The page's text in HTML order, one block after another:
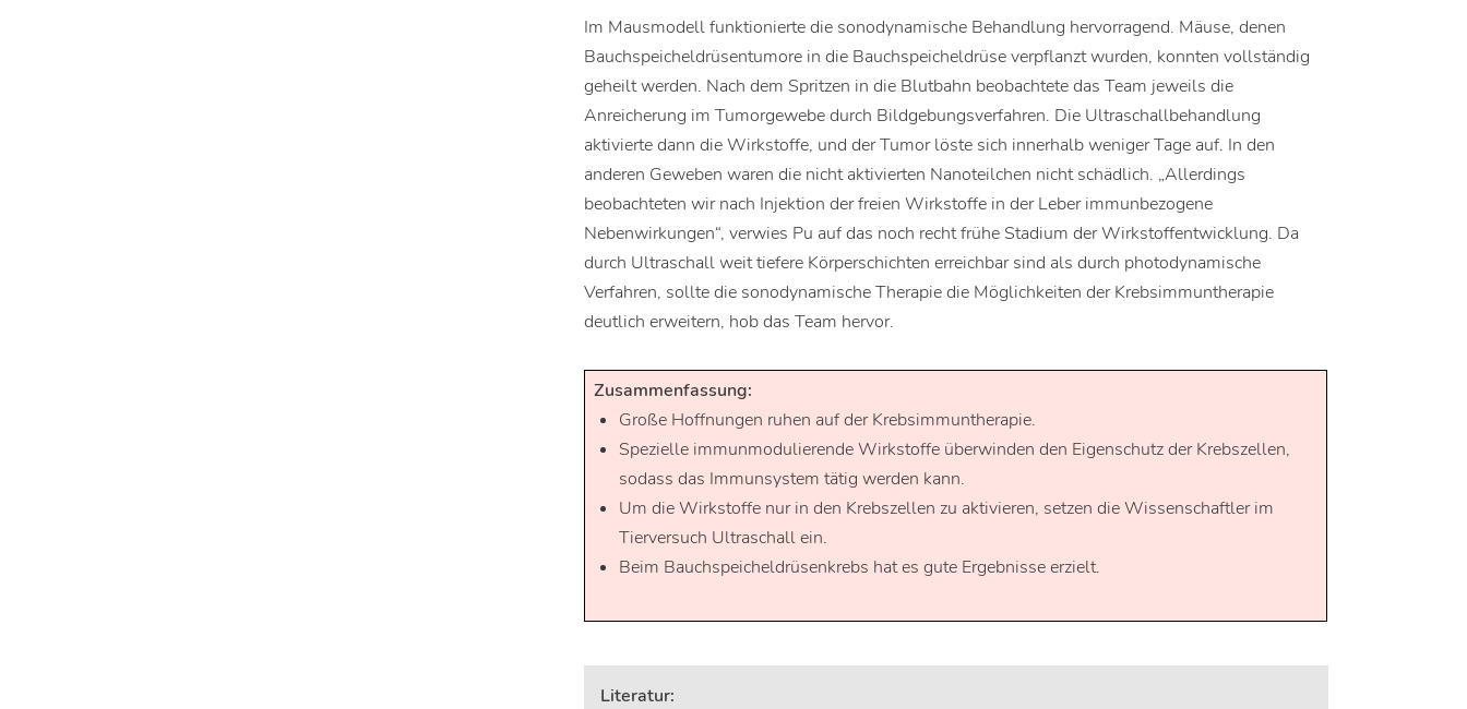
Im Mausmodell funktionierte die sonodynamische Behandlung hervorragend. Mäuse, denen
Bauchspeicheldrüsentumore in die Bauchspeicheldrüse verpflanzt wurden, konnten vollständig
geheilt werden. Nach dem Spritzen in die Blutbahn beobachtete das Team jeweils die
Anreicherung im Tumorgewebe durch Bildgebungsverfahren. Die Ultraschallbehandlung
aktivierte dann die Wirkstoffe, und der Tumor löste sich innerhalb weniger Tage auf. In den
anderen Geweben waren die nicht aktivierten Nanoteilchen nicht schädlich. „Allerdings
beobachteten wir nach Injektion der freien Wirkstoffe in der Leber immunbezogene
Nebenwirkungen“, verwies Pu auf das noch recht frühe Stadium der Wirkstoffentwicklung. Da
durch Ultraschall weit tiefere Körperschichten erreichbar sind als durch photodynamische
Verfahren, sollte die sonodynamische Therapie die Möglichkeiten der Krebsimmuntherapie
deutlich erweitern, hob das Team hervor.
Zusammenfassung:
Große Hoffnungen ruhen auf der Krebsimmuntherapie.
Spezielle immunmodulierende Wirkstoffe überwinden den Eigenschutz der Krebszellen,
sodass das Immunsystem tätig werden kann.
Um die Wirkstoffe nur in den Krebszellen zu aktivieren, setzen die Wissenschaftler im
Tierversuch Ultraschall ein.
Beim Bauchspeicheldrüsenkrebs hat es gute Ergebnisse erzielt.
Literatur: